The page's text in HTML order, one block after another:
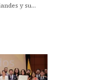
y su